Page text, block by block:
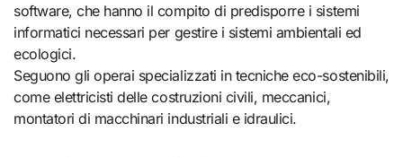
software, che hanno il compito di predisporre i sistemi
informatici necessari per gestire i sistemi ambientali ed
ecologici.
Seguono gli operai specializzati in tecniche eco-sostenibili,
come elettricisti delle costruzioni civili, meccanici,
montatori di macchinari industriali e idraulici.